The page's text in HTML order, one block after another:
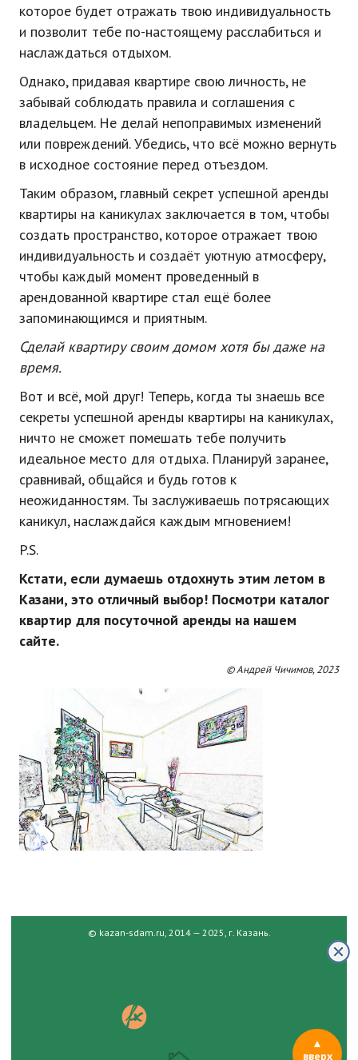
которое будет отражать твою индивидуальность
и позволит тебе по-настоящему расслабиться и
наслаждаться отдыхом.
Однако, придавая квартире свою личность, не
забывай соблюдать правила и соглашения с
владельцем. Не делай непоправимых изменений
или повреждений. Убедись, что всё можно вернуть
в исходное состояние перед отъездом.
Таким образом, главный секрет успешной аренды
квартиры на каникулах заключается в том, чтобы
создать пространство, которое отражает твою
индивидуальность и создаёт уютную атмосферу,
чтобы каждый момент проведенный в
арендованной квартире стал ещё более
запоминающимся и приятным.
Сделай квартиру своим домом хотя бы даже на
время.
Вот и всё, мой друг! Теперь, когда ты знаешь все
секреты успешной аренды квартиры на каникулах,
ничто не сможет помешать тебе получить
идеальное место для отдыха. Планируй заранее,
сравнивай, общайся и будь готов к
неожиданностям. Ты заслуживаешь потрясающих
каникул, наслаждайся каждым мгновением!
P.S.
Кстати, если думаешь отдохнуть этим летом в
Казани, это отличный выбор! Посмотри каталог
квартир для посуточной аренды на нашем
сайте.
© Андрей Чичимов, 2023
© kazan-sdam.ru, 2014 — 2025, г. Казань.